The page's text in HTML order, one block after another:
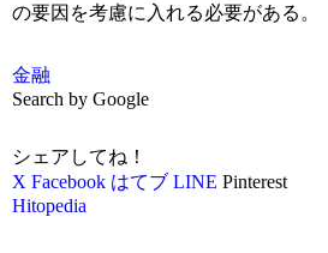
の要因を考慮に入れる必要がある。
金融
Search by Google
シェアしてね！
X Facebook はてブ LINE Pinterest
Hitopedia